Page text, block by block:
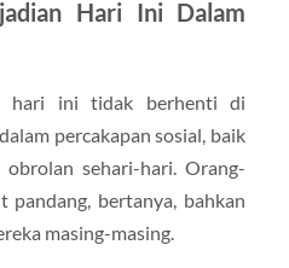
Hari Ini Dalam
hari ini tidak berhenti di
percakapan sosial, baik
sehari-hari. Orang-
pandang, bertanya, bahkan
masing-masing.